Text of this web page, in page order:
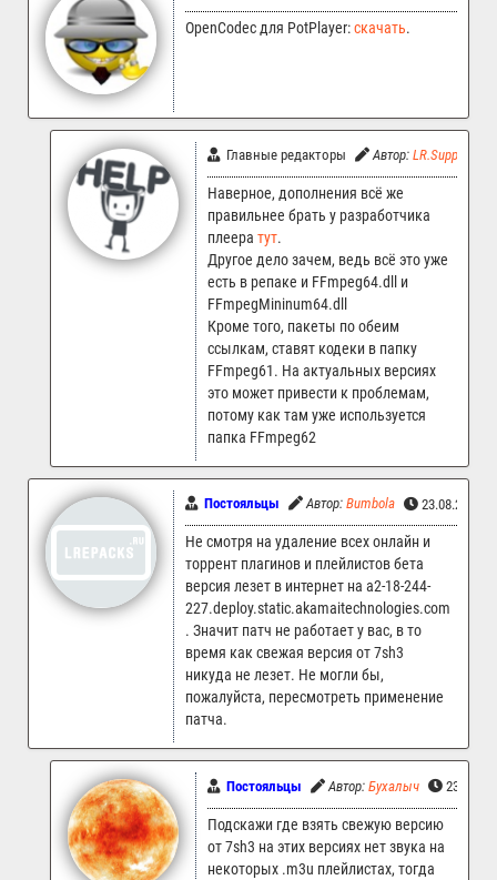
OpenCodec для PotPlayer:скачать.
Главные редакторы Автор: LR.Support
Наверное, дополнения всё же
правильнее брать у разработчика
плеера тут.
Другое дело зачем, ведь всё это уже
есть в репаке и FFmpeg64.dll и
FFmpegMininum64.dll
Кроме того, пакеты по обеим
ссылкам, ставят кодеки в папку
FFmpeg61. На актуальных версиях
это может привести к проблемам,
потому как там уже используется
папка FFmpeg62
Постояльцы Автор: Bumbola 23.08.2025
Не смотря на удаление всех онлайн и
торрент плагинов и плейлистов бета
версия лезет в интернет на a2-18-244-
227.deploy.static.akamaitechnologies.com
. Значит патч не работает у вас, в то
время как свежая версия от 7sh3
никуда не лезет. Не могли бы,
пожалуйста, пересмотреть применение
патча.
Постояльцы Автор: Бухалыч
Подскажи где взять свежую версию
от 7sh3 на этих версиях нет звука на
некоторых .m3u плейлистах, тогда